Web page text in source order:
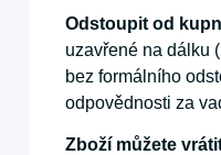
Odstoupit od
uzavřené na dálku
bez formálního
odpovědnosti za
Zboží můžete